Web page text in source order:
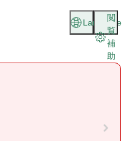
閲
覧
補
助
Language